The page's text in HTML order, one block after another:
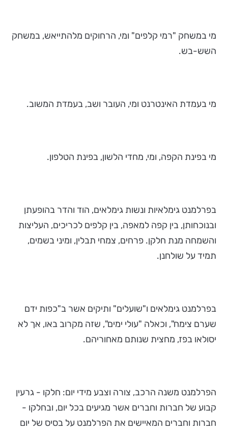
מי במשחק "רמי קלפים" ומי, הרחוקים מלהתייאש, במשחק
השש-בש.
מי בעמדת האינטרנט ומי, העובר ושב, בעמדת המשוב.
מי בפינת הקפה, ומי, מחדי הלשון, בפינת הטלפון.
בפרלמנט גימלאיות ונשות גימלאים, הוד והדר בהופעתן
ובנוכחותן, בין קפה למאפה, בין קלפים לכריכים, העליצות
והשמחה מנת חלקן. פרחים, צמחי תבלין, ומיני בשמים,
תמיד על שולחנן.
בפרלמנט גימלאים ו"שועלים" ותיקים אשר ב"כפות ידם
שערם צימח", וכאלה "עולי ימים", שזה מקרוב באו, אך לא
יסולאו בפז, מחצית שנותם מאחוריהם.
הפרלמנט משנה הרכב, צורה וצבע מידי יום: חלקו - גרעין
קבוע של חברות וחברים אשר מגיעים בכל יום, ובחלקו -
חברות וחברים המאיישים את הפרלמנט על בסיס של יום